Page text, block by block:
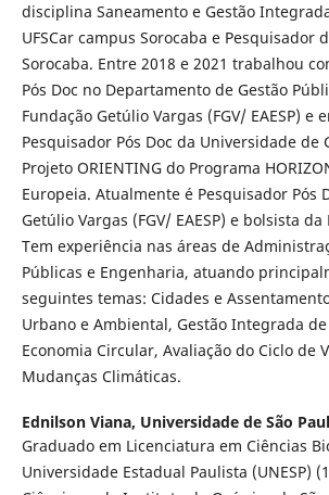
disciplina Saneamento e Gestão
UFSCar campus Sorocaba e Pesquisador
Sorocaba. Entre 2018 e 2021 trabalhou
Pós Doc no Departamento de Gestão
Fundação Getúlio Vargas (FGV/ EAESP) e
Pesquisador Pós Doc da Universidade de
Projeto ORIENTING do Programa
Europeia. Atualmente é Pesquisador Pós
Getúlio Vargas (FGV/ EAESP) e bolsista da
Tem experiência nas áreas de
Públicas e Engenharia, atuando
seguintes temas: Cidades e
Urbano e Ambiental, Gestão Integrada de
Economia Circular, Avaliação do Ciclo de
Mudanças Climáticas.
Ednilson Viana, Universidade de São
Graduado em Licenciatura em Ciências
Universidade Estadual Paulista (UNESP)